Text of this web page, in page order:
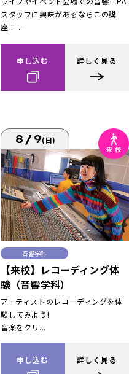
スタッフに興味があるならこの講
座！...
申し込む 詳しく見る
8/9(日)
音響学科
【来校】レコーディング体
験（音響学科）
アーティストのレコーディングを体
験してみよう!
音楽をクリ...
申し込む 詳しく見る